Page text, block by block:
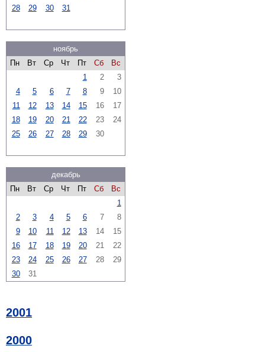
28
29 30 31
ноябрь
Пн
Вт Ср Чт Пт Сб
Вс
1
2
3
4
5 6 7 8 9
10
11
12 13 14 15 16
17
18
19 20 21 22 23
24
25
26 27 28 29 30
декабрь
Пн
Вт Ср Чт Пт Сб
Вс
1
2
3 4 5 6 7
8
9
10 11 12 13 14
15
16
17 18 19 20 21
22
23
24 25 26 27 28
29
30
31
2001
2000